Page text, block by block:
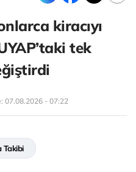
kiracıyı
tek
07.08.2026 - 07:22
Takibi